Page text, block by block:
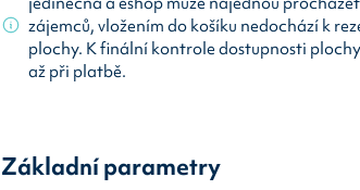
zájemců, vložením do košíku nedochází k
plochy. K finální kontrole dostupnosti
až při platbě.
Základní parametry